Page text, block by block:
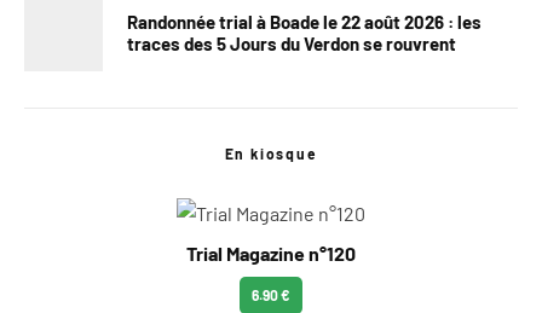
Randonnée trial à Boade le 22 août 2026 : les
traces des 5 Jours du Verdon se rouvrent
En kiosque
Trial Magazine n°120
6.90 €